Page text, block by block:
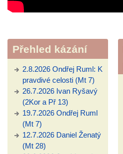
Přehled kázání
2.8.2026 Ondřej Ruml: K
pravdivé celosti (Mt 7)
26.7.2026 Ivan Ryšavý
(2Kor a Př 13)
19.7.2026 Ondřej Ruml
(Mt 7)
12.7.2026 Daniel Ženatý
(Mt 28)